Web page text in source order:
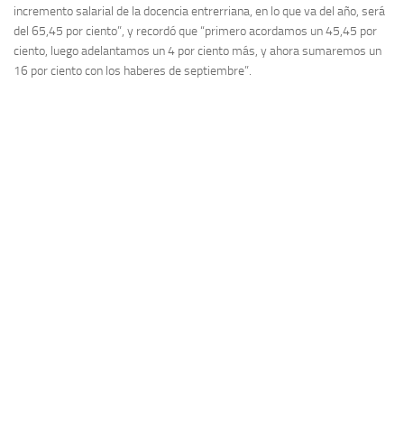
incremento salarial de la docencia entrerriana, en lo que va del año, será
del 65,45 por ciento”, y recordó que “primero acordamos un 45,45 por
ciento, luego adelantamos un 4 por ciento más, y ahora sumaremos un
16 por ciento con los haberes de septiembre”.